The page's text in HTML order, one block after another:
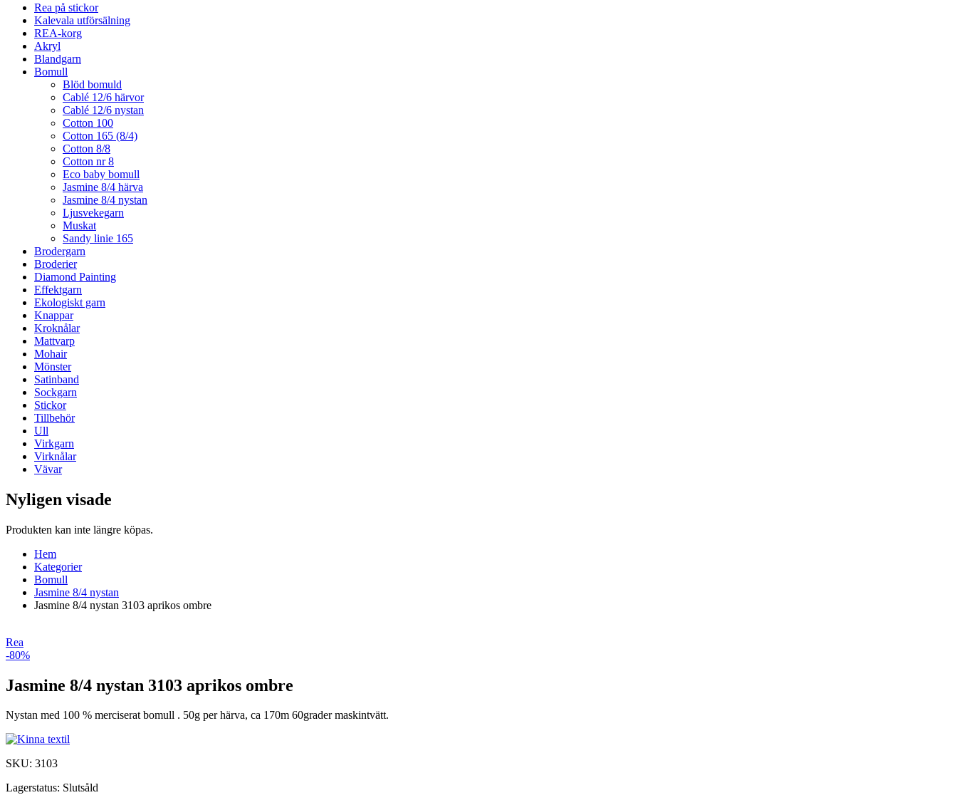
Rea på stickor
Kalevala utförsälning
REA-korg
Akryl
Blandgarn
Bomull
Blöd bomuld
Cablé 12/6 härvor
Cablé 12/6 nystan
Cotton 100
Cotton 165 (8/4)
Cotton 8/8
Cotton nr 8
Eco baby bomull
Jasmine 8/4 härva
Jasmine 8/4 nystan
Ljusvekegarn
Muskat
Sandy linie 165
Brodergarn
Broderier
Diamond Painting
Effektgarn
Ekologiskt garn
Knappar
Kroknålar
Mattvarp
Mohair
Mönster
Satinband
Sockgarn
Stickor
Tillbehör
Ull
Virkgarn
Virknålar
Vävar
Nyligen visade
Produkten kan inte längre köpas.
Hem
Kategorier
Bomull
Jasmine 8/4 nystan
Jasmine 8/4 nystan 3103 aprikos ombre
Rea
-80%
Jasmine 8/4 nystan 3103 aprikos ombre
Nystan med 100 % merciserat bomull . 50g per härva, ca 170m 60grader maskintvätt.
SKU: 3103
Lagerstatus: Slutsåld